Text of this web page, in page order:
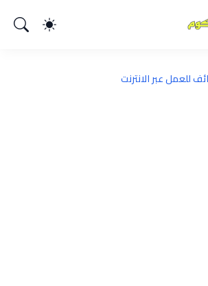
للعمل عبر الانترنت